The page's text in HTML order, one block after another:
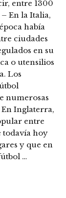
entre 1300
En la Italia,
había
ciudades
en su
o utensilios
Los
numerosas
Inglaterra,
entre
todavía hoy
y que en
…